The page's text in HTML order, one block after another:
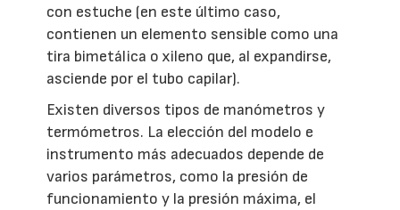
con estuche (en este último caso,
contienen un elemento sensible como una
tira bimetálica o xileno que, al expandirse,
asciende por el tubo capilar).
Existen diversos tipos de manómetros y
termómetros. La elección del modelo e
instrumento más adecuados depende de
varios parámetros, como la presión de
funcionamiento y la presión máxima, el